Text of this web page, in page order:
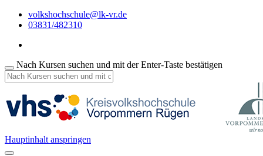
volkshochschule@lk-vr.de
03831/482310
Nach Kursen suchen und mit der Enter-Taste bestätigen
Hauptinhalt anspringen